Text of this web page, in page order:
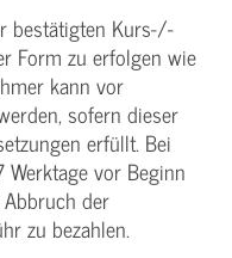
bestätigten Kurs-/­
Form zu erfolgen wie
kann vor
sofern dieser
erfüllt. Bei
vor Beginn
der
zu bezahlen.